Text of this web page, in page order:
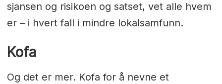
sjansen og risikoen og satset, vet alle hvem
er – i hvert fall i mindre lokalsamfunn.
Kofa
Og det er mer. Kofa for å nevne et